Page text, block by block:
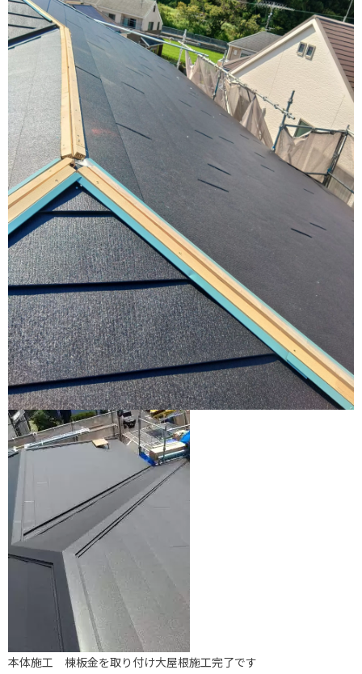
本体施工 棟板金を取り付け大屋根施工完了です